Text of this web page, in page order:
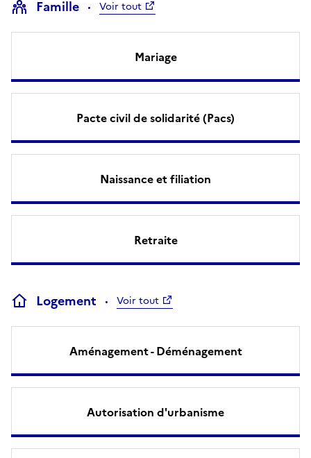
Famille Voir tout
Mariage
Pacte civil de solidarité (Pacs)
Naissance et filiation
Retraite
Logement Voir tout
Aménagement - Déménagement
Autorisation d'urbanisme